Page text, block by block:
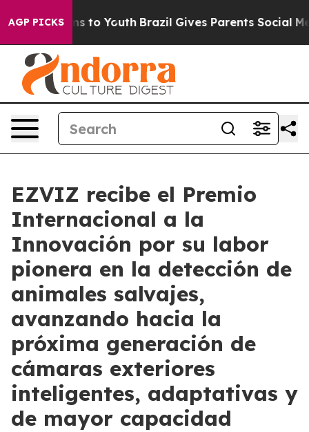
AGP PICKS
Harms to Youth Brazil Gives Parents Social Media
EZVIZ recibe el Premio
Internacional a la
Innovación por su labor
pionera en la detección de
animales salvajes,
avanzando hacia la
próxima generación de
cámaras exteriores
inteligentes, adaptativas y
de mayor capacidad